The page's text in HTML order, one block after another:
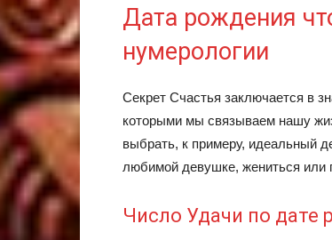
Дата рождения
нумерологии
Секрет Счастья заключается в
которыми мы связываем нашу
выбрать, к примеру, идеальный
любимой девушке, жениться или
Число Удачи по дате